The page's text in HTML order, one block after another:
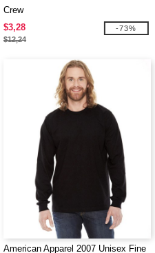
Crew
$3,28
$12,24
-73%
American Apparel 2007 Unisex Fine